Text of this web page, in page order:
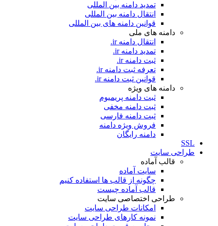
تمدید دامنه بین المللی
انتقال دامنه بین المللی
قوانین دامنه های بین المللی
دامنه های ملی
انتقال دامنه ir.
تمدید دامنه ir.
ثبت دامنه ir.
تعرفه ثبت دامنه ir.
قوانین ثبت دامنه ir.
دامنه های ویژه
ثبت دامنه پریمیوم
ثبت دامنه مخفی
ثبت دامنه فارسی
فروش ویژه دامنه
دامنه رایگان
SSL
طراحی سايت
قالب آماده
سایت آماده
چگونه از قالب ها استفاده کنیم
قالب آماده چیست
طراحی اختصاصی سایت
امکانات طراحی سایت
نمونه کارهای طراحی سایت